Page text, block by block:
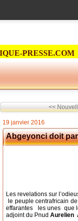
<<
19 janvier 2016
Abgeyonci doit
Les revelations sur
le peuple centrafricain
effarantes les unes que
adjoint du Pnud Aurelien